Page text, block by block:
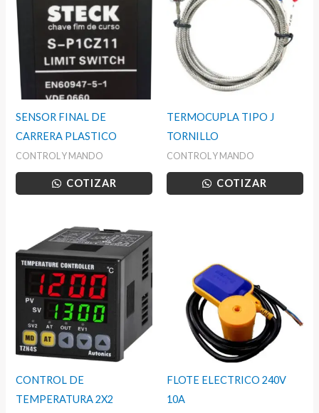
SENSOR FINAL DE
CARRERA PLASTICO
CONTROL Y MANDO
COTIZAR
TERMOCUPLA TIPO J
TORNILLO
CONTROL Y MANDO
COTIZAR
CONTROL DE
TEMPERATURA 2X2
FLOTE ELECTRICO 240V
10A